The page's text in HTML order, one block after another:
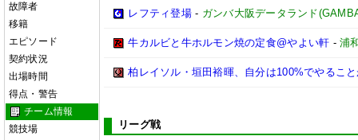
故障者
移籍
エピソード
契約状況
出場時間
得点・警告
チーム情報
競技場
レフティ登場- ガンバ大阪データランド
牛カルビと牛ホルモン焼の定食@やよい軒 -浦
柏レイソル・垣田裕暉、自分は100%でやるこ
リーグ戦